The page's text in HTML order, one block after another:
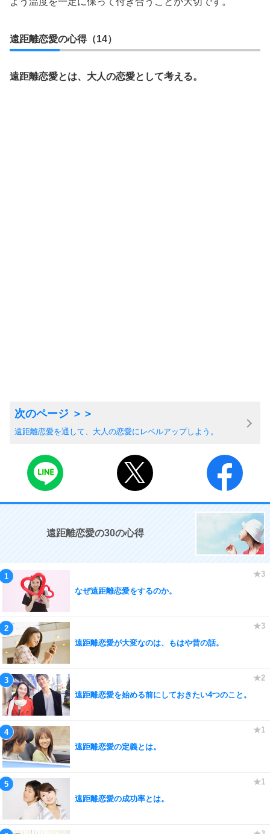
遠距離恋愛の心得（14）
遠距離恋愛とは、大人の恋愛として考える。
遠距離恋愛を通して、大人の恋愛にレベルアップしよう。
遠距離恋愛の30の心得
なぜ遠距離恋愛をするのか。
遠距離恋愛が大変なのは、もはや昔の話。
遠距離恋愛を始める前にしておきたい4つのこと。
遠距離恋愛の定義とは。
遠距離恋愛の成功率とは。